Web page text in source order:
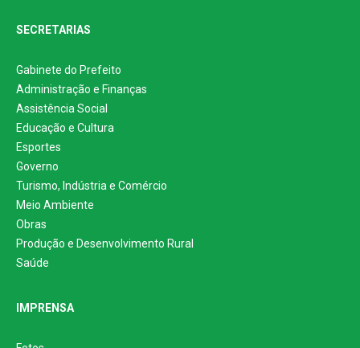
SECRETARIAS
Gabinete do Prefeito
Administração e Finanças
Assistência Social
Educação e Cultura
Esportes
Governo
Turismo, Indústria e Comércio
Meio Ambiente
Obras
Produção e Desenvolvimento Rural
Saúde
IMPRENSA